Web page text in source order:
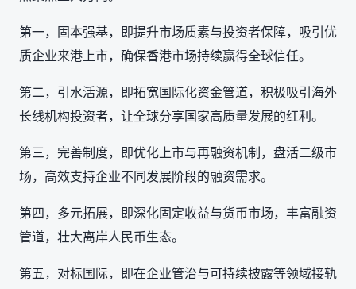
第一，固本强基，即提升市场质素与投资者保障，吸引优
质企业来港上市，确保香港市场持续赢得全球信任。
第二，引水活源，即拓宽国际化资金管道，积极吸引海外
长线机构投资者，让全球分享国家高质量发展的红利。
第三，完善制度，即优化上市与再融资机制，盘活二级市
场，高效支持企业不同发展阶段的融资需求。
第四，多元拓展，即深化固定收益与货币市场，丰富融资
管道，壮大离岸人民币生态。
第五，对标国际，即在企业管治与可持续披露等领域接轨